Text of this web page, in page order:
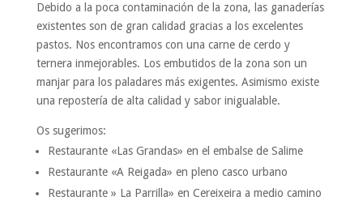
Debido a la poca contaminación de la zona, las ganaderías
existentes son de gran calidad gracias a los excelentes
pastos. Nos encontramos con una carne de cerdo y
ternera inmejorables. Los embutidos de la zona son un
manjar para los paladares más exigentes. Asimismo existe
una repostería de alta calidad y sabor inigualable.
Os sugerimos:
Restaurante «Las Grandas» en el embalse de Salime
Restaurante «A Reigada» en pleno casco urbano
Restaurante » La Parrilla» en Cereixeira a medio camino